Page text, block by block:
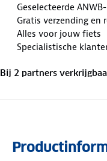
Geselecteerde
Gratis verzending en
Alles voor jouw fiets
Specialistische
Bij 2 partners